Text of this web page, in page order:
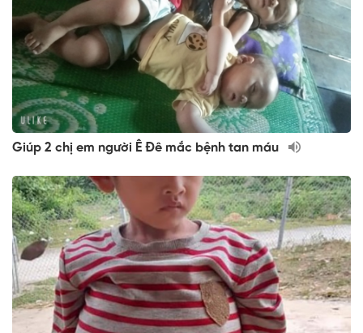
Giúp 2 chị em người Ê Đê mắc bệnh tan máu